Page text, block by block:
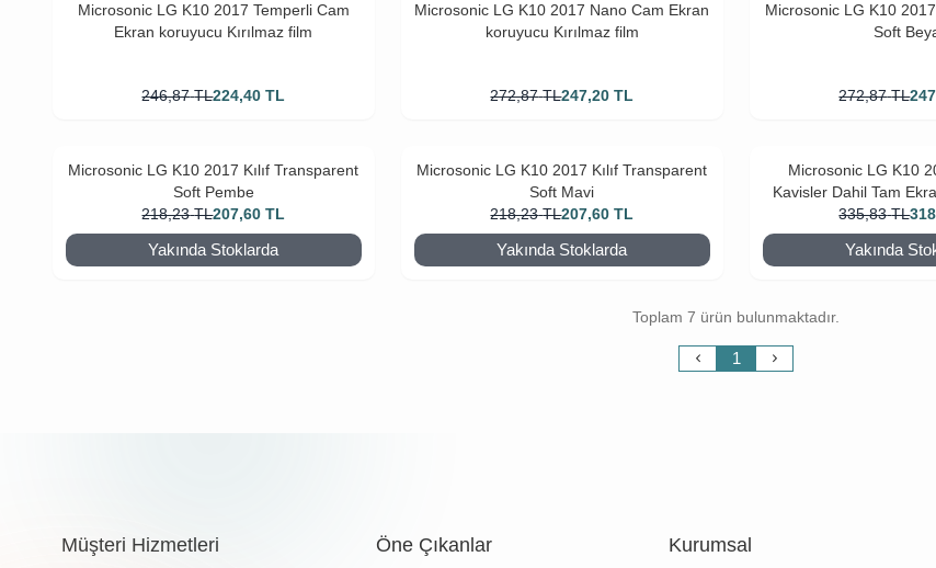
Microsonic LG K10 2017 Temperli Cam
Ekran koruyucu Kırılmaz film
246,87 TL224,40 TL
Microsonic LG K10 2017 Nano Cam Ekran
koruyucu Kırılmaz film
272,87 TL247,20 TL
Microsonic LG K10
Soft
272,87 TL
Microsonic LG K10 2017 Kılıf Transparent
Soft Pembe
218,23 TL207,60 TL
Yakında Stoklarda
Microsonic LG K10 2017 Kılıf Transparent
Soft Mavi
218,23 TL207,60 TL
Yakında Stoklarda
Microsonic LG K10
Kavisler Dahil Tam
335,83 TL
Yakında
Toplam 7 ürün bulunmaktadır.
1
Müşteri Hizmetleri Öne Çıkanlar Kurumsal